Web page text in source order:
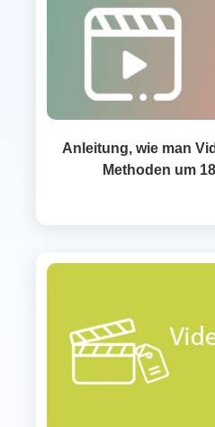
Anleitung, wie man
Methoden um